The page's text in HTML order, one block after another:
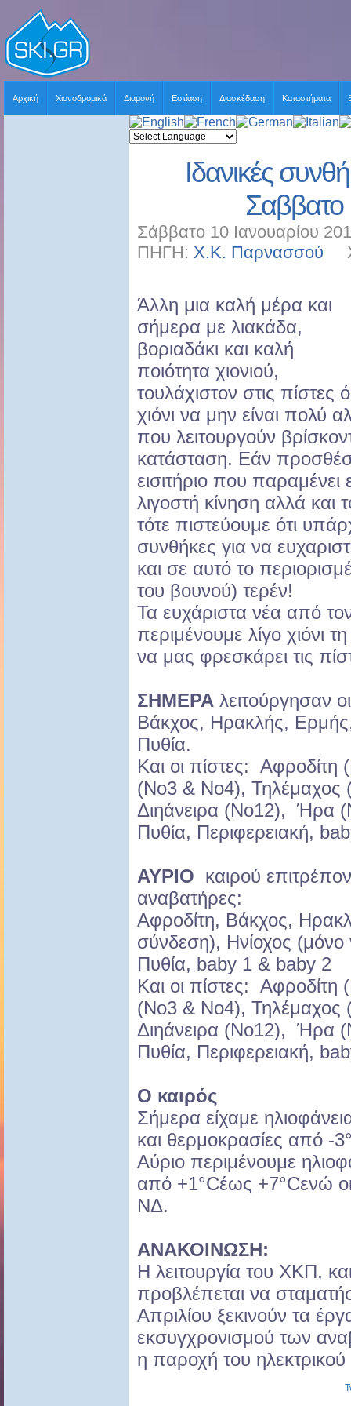
Αρχική Χιονοδρομικά Διαμονή Εστίαση Διασκέδαση Καταστήματα
Ιδανικές
Σάββατο 10 Ιανουαρίου
ΠΗΓΗ: Χ.Κ. Παρνασσού
Άλλη μια καλή μέρα και
σήμερα με λιακάδα,
βοριαδάκι και καλή
ποιότητα χιονιού,
τουλάχιστον στις
χιόνι να μην είναι πολύ
που λειτουργούν
κατάσταση. Εάν
εισιτήριο που
λιγοστή κίνηση αλλά
τότε πιστεύουμε ότι
συνθήκες για να
και σε αυτό το
του βουνού) τερέν!
Τα ευχάριστα νέα από τον
περιμένουμε λίγο χιόνι
να μας φρεσκάρει τις
ΣΗΜΕΡΑ λειτούργησαν
Βάκχος, Ηρακλής,
Πυθία.
Και οι πίστες:
(Νο3 & Νο4), Τηλέμαχος
Διηάνειρα (Νο12), Ήρα
Πυθία, Περιφερειακή,
ΑΥΡΙΟ καιρού
αναβατήρες:
Αφροδίτη, Βάκχος,
σύνδεση), Ηνίοχος
Πυθία, baby 1 & baby 2
Και οι πίστες:
(Νο3 & Νο4), Τηλέμαχος
Διηάνειρα (Νο12), Ήρα
Πυθία, Περιφερειακή,
Ο καιρός
Σήμερα είχαμε
και θερμοκρασίες από -
Αύριο περιμένουμε
από +1°Cέως +7°Cενώ οι
ΝΔ.
ΑΝΑΚΟΙΝΩΣΗ:
Η λειτουργία του ΧΚΠ,
προβλέπεται να
Απριλίου ξεκινούν τα
εκσυγχρονισμού των
η παροχή του